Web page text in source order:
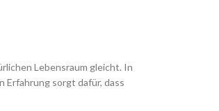
Lebensraum gleicht. In
Erfahrung sorgt dafür, dass